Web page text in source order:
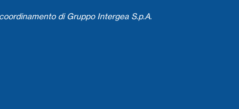
di Gruppo Intergea S.p.A.